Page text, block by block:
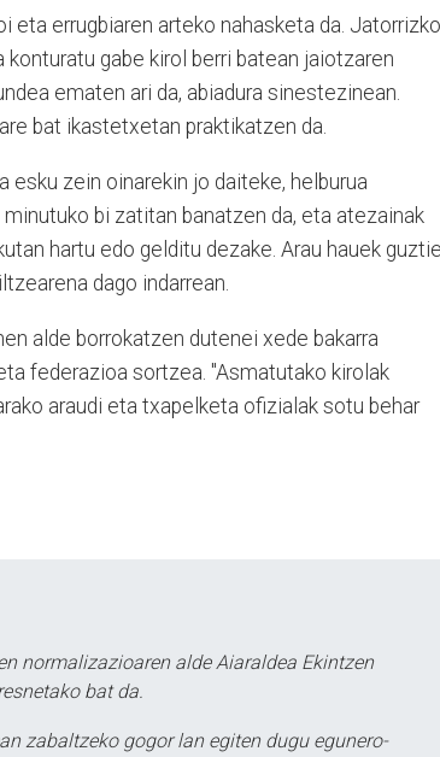
eta errugbiaren arteko nahasketa da. Jatorrizko
gabe kirol berri batean jaiotzaren
ematen ari da, abiadura sinestezinean.
bat ikastetxetan praktikatzen da.
esku zein oinarekin jo daiteke, helburua
bi zatitan banatzen da, eta atezainak
hartu edo gelditu dezake. Arau hauek
dago indarrean.
alde borrokatzen dutenei xede bakarra
federazioa sortzea. "Asmatutako kirolak
araudi eta txapelketa ofizialak sotu behar
normalizazioaren alde Aiaraldea Ekintzen
bat da.
zabaltzeko gogor lan egiten dugu egunero-